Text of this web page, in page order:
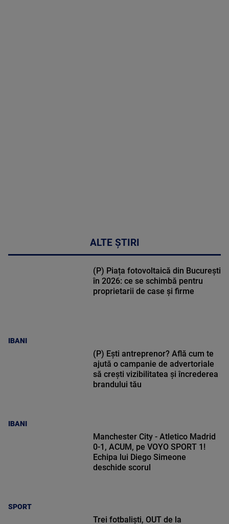
ALTE ȘTIRI
IBANI
(P) Piața fotovoltaică din București
în 2026: ce se schimbă pentru
proprietarii de case și firme
IBANI
(P) Ești antreprenor? Află cum te
ajută o campanie de advertoriale
să crești vizibilitatea și încrederea
brandului tău
SPORT
Manchester City - Atletico Madrid
0-1, ACUM, pe VOYO SPORT 1!
Echipa lui Diego Simeone
deschide scorul
Trei fotbaliști, OUT de la